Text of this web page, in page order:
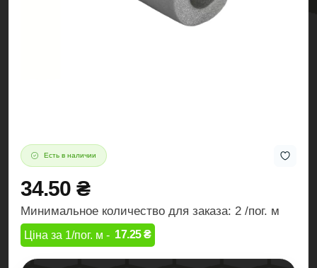
Есть в наличии
34.50 ₴
Минимальное количество для заказа: 2 /пог. м
Ціна за 1/пог. м - 17.25 ₴